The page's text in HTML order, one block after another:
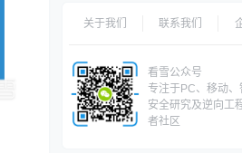
关于我们 联系我们
看雪公众号
专注于PC、移动、
安全研究及逆向工
者社区